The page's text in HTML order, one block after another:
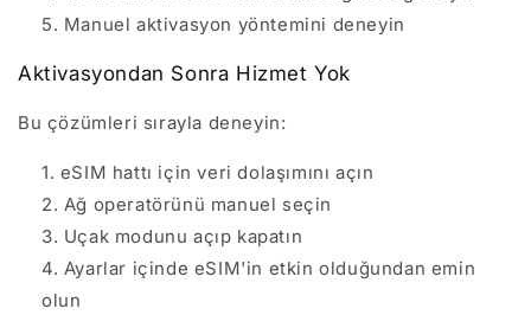
Manuel aktivasyon yöntemini deneyin
Aktivasyondan Sonra Hizmet Yok
Bu çözümleri sırayla deneyin:
eSIM hattı için veri dolaşımını açın
Ağ operatörünü manuel seçin
Uçak modunu açıp kapatın
Ayarlar içinde eSIM'in etkin olduğundan emin
olun